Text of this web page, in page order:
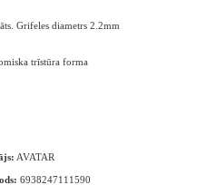
Grifeles diametrs 2.2mm
trīstūra forma
AVATAR
6938247111590